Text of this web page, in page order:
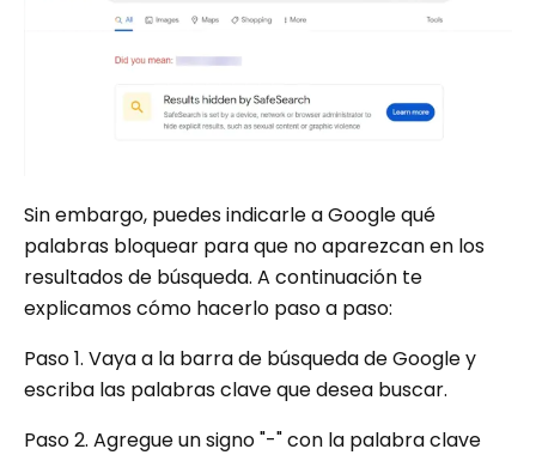
Sin embargo, puedes indicarle a Google qué
palabras bloquear para que no aparezcan en los
resultados de búsqueda. A continuación te
explicamos cómo hacerlo paso a paso:
Paso 1. Vaya a la barra de búsqueda de Google y
escriba las palabras clave que desea buscar.
Paso 2. Agregue un signo "-" con la palabra clave